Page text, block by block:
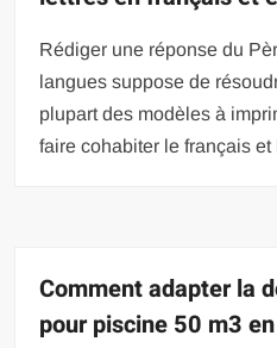
Rédiger une réponse du
langues suppose de
plupart des modèles à
faire cohabiter le français et
Comment adapter la
pour piscine 50 m3